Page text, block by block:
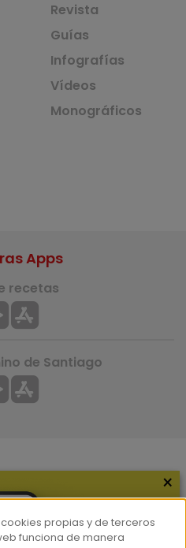
Revista
Guías
Infografías
Vídeos
Monográficos
Apps
recetas
de Santiago
×
propias y de terceros
funciona de manera